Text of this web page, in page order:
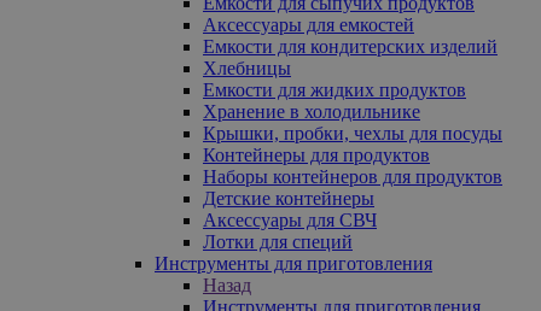
Аксессуары для емкостей
Емкости для кондитерских изделий
Хлебницы
Емкости для жидких продуктов
Хранение в холодильнике
Крышки, пробки, чехлы для посуды
Контейнеры для продуктов
Наборы контейнеров для продуктов
Детские контейнеры
Аксессуары для СВЧ
Лотки для специй
Инструменты для приготовления
Назад
Инструменты для приготовления